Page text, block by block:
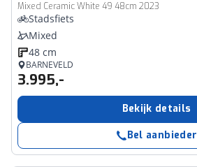
Mixed Ceramic White 49 48cm 2023
Stadsfiets
Mixed
48 cm
BARNEVELD
3.995,-
Bekijk details
Bel aanbieder